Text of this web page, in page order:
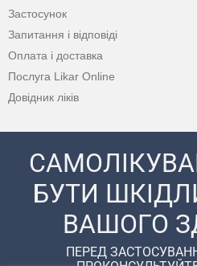
Застосунок
Запитання і відповіді
Оплата і доставка
Послуга Likar Online
Довідник ліків
БУТИ
ВАШОГО
ПЕРЕД